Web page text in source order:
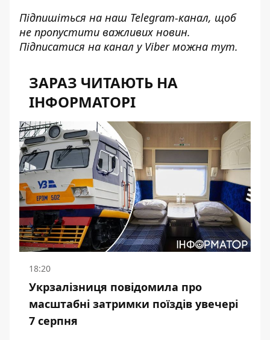
Підпишіться на наш Telegram-канал, щоб
не пропустити важливих новин.
Підписатися на канал у Viber можна тут.
ЗАРАЗ ЧИТАЮТЬ НА
ІНФОРМАТОРІ
18:20
Укрзалізниця повідомила про
масштабні затримки поїздів увечері
7 серпня